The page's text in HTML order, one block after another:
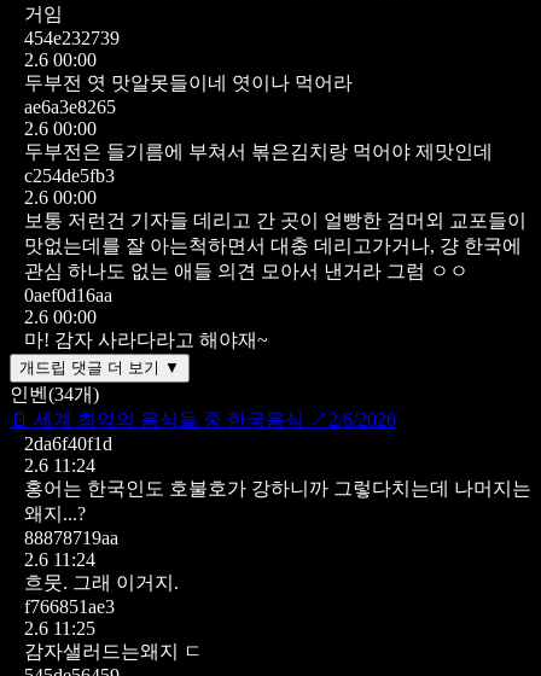
거임
454e232739
2.6 00:00
두부전 엿 맛알못들이네 엿이나 먹어라
ae6a3e8265
2.6 00:00
두부전은 들기름에 부쳐서 볶은김치랑 먹어야 제맛인데
c254de5fb3
2.6 00:00
보통 저런건 기자들 데리고 간 곳이 얼빵한 검머외 교포들이
맛없는데를 잘 아는척하면서 대충 데리고가거나, 걍 한국에
관심 하나도 없는 애들 의견 모아서 낸거라 그럼 ㅇㅇ
0aef0d16aa
2.6 00:00
마! 감자 사라다라고 해야재~
개드립 댓글 더 보기 ▼
인벤 (34개)
📄 세계 최악의 음식들 중 한국음식 ↗ 2/6/2026
2da6f40f1d
2.6 11:24
홍어는 한국인도 호불호가 강하니까 그렇다치는데 나머지는
왜지...?
88878719aa
2.6 11:24
흐뭇. 그래 이거지.
f766851ae3
2.6 11:25
감자샐러드는왜지 ㄷ